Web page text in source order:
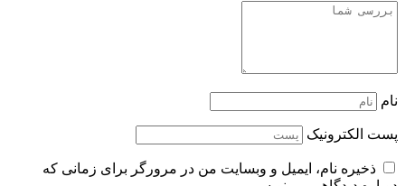
نام
پست الکترونیک
ذخیره نام، ایمیل و وبسایت من در مرورگر برای زمانی که